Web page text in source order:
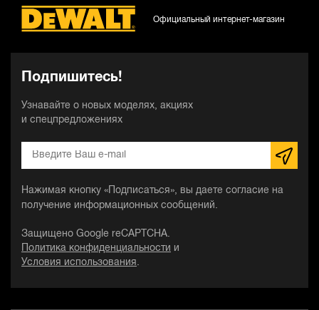
Подпишитесь!
Узнавайте о новых моделях, акциях
и спецпредложениях
Нажимая кнопку «Подписаться», вы даете согласие на
получение информационных сообщений.
Защищено Google reCAPTCHA.
Политика конфиденциальности
и
Условия использования .
Официальный интернет-магазин